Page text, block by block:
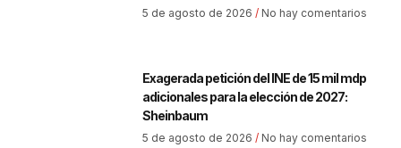
5 de agosto de 2026 No hay comentarios
Exagerada petición del INE de 15 mil mdp
adicionales para la elección de 2027:
Sheinbaum
5 de agosto de 2026 No hay comentarios